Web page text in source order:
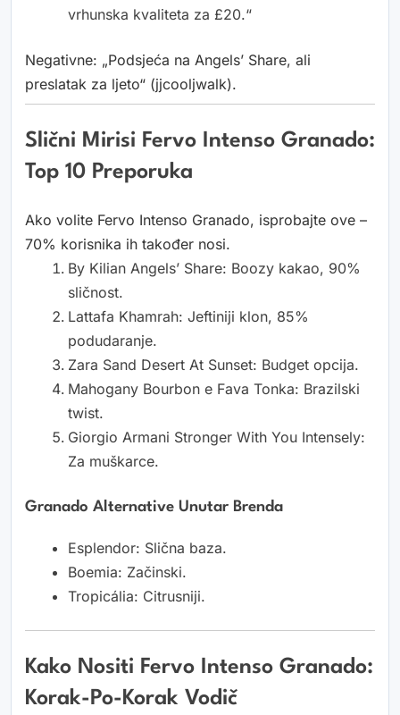
vrhunska kvaliteta za £20.“
Negativne: „Podsjeća na Angels’ Share, ali
preslatak za ljeto“ (jjcooljwalk).
Slični Mirisi Fervo Intenso Granado:
Top 10 Preporuka
Ako volite Fervo Intenso Granado, isprobajte ove –
70% korisnika ih također nosi.
By Kilian Angels’ Share: Boozy kakao, 90%
sličnost.
Lattafa Khamrah: Jeftiniji klon, 85%
podudaranje.
Zara Sand Desert At Sunset: Budget opcija.
Mahogany Bourbon e Fava Tonka: Brazilski
twist.
Giorgio Armani Stronger With You Intensely:
Za muškarce.
Granado Alternative Unutar Brenda
Esplendor: Slična baza.
Boemia: Začinski.
Tropicália: Citrusniji.
Kako Nositi Fervo Intenso Granado:
Korak-Po-Korak Vodič